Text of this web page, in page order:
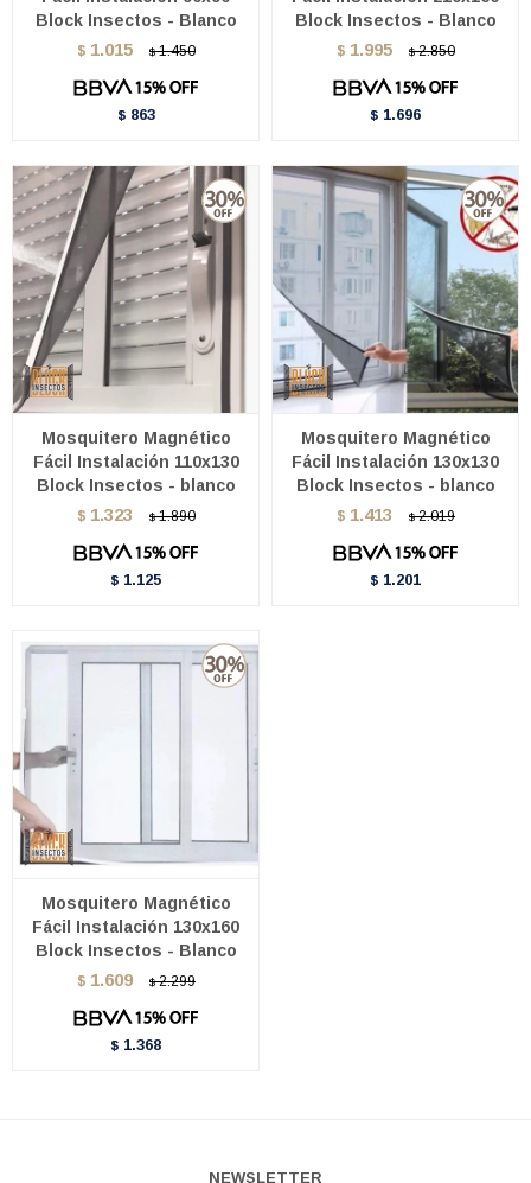
Block Insectos - Blanco
$ 1.015 $ 1.450
$ 863
Block Insectos - Blanco
$ 1.995 $ 2.850
$ 1.696
Mosquitero Magnético
Fácil Instalación 110x130
Block Insectos - blanco
$ 1.323 $ 1.890
$ 1.125
Mosquitero Magnético
Fácil Instalación 130x130
Block Insectos - blanco
$ 1.413 $ 2.019
$ 1.201
Mosquitero Magnético
Fácil Instalación 130x160
Block Insectos - Blanco
$ 1.609 $ 2.299
$ 1.368
NEWSLETTER